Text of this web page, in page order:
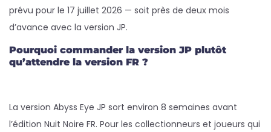
prévu pour le 17 juillet 2026 — soit près de deux mois
d’avance avec la version JP.
Pourquoi commander la version JP plutôt
qu’attendre la version FR ?
La version Abyss Eye JP sort environ 8 semaines avant
l’édition Nuit Noire FR. Pour les collectionneurs et joueurs qui